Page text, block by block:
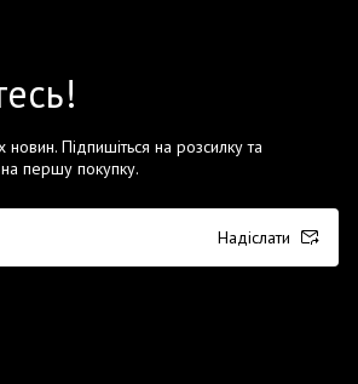
новин. Підпишіться на розсилку та
першу покупку.
Надіслати